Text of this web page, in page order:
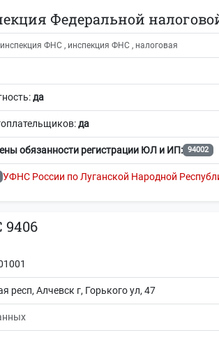
Федеральной
ФНС , инспекция ФНС , налоговая
да
да
обязанности регистрации ЮЛ и ИП: 94002
УФНС России по Луганской Народной
респ, Алчевск г, Горького ул, 47